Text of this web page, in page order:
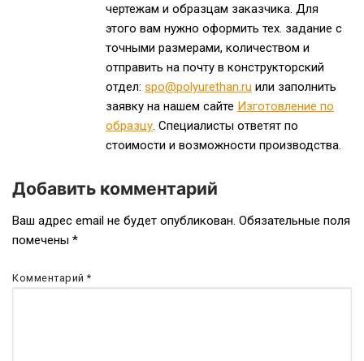
чертежам и образцам заказчика. Для
этого вам нужно оформить тех. задание с
точными размерами, количеством и
отправить на почту в конструкторский
отдел: spo@polyurethan.ru или заполнить
заявку на нашем сайте Изготовление по
образцу . Специалисты ответят по
стоимости и возможности производства.
Добавить комментарий
Ваш адрес email не будет опубликован. Обязательные поля
помечены *
Комментарий*